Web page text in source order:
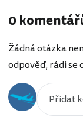
0
Žádná otázka
odpověď, rádi se